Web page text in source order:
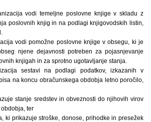
vodi temeljne poslovne knjige v skladu z
poslovnih knjig in na podlagi knjigovodskih listin,
vodi pomožne poslovne knjige v obsegu, ki je
njene dejavnosti potreben za pojasnjevanje
knjigah in za sprotno ugotavljanje stanja.
sestavi na podlagi podatkov, izkazanih v
na koncu obračunskega obdobja letno poročilo,
stanje sredstev in obveznosti do njihovih virov
ter
ki prikazuje stroške, donose, prihodke in presežek